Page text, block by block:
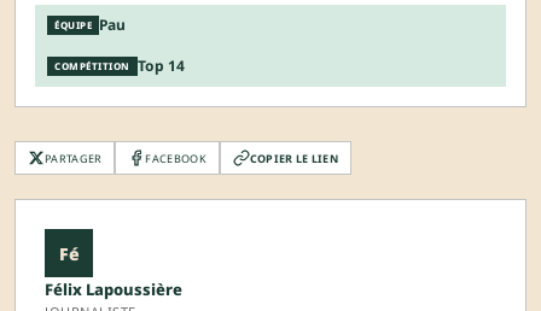
ÉQUIPE Pau
COMPÉTITION Top 14
PARTAGER FACEBOOK COPIER LE LIEN
Fé
Félix Lapoussière